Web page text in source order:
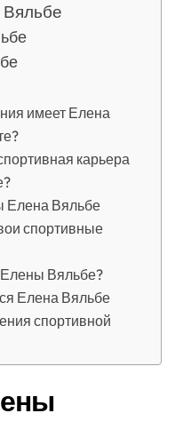
имеет Елена
карьера
Елена Вяльбе
спортивные
Елены Вяльбе?
Елена Вяльбе
спортивной